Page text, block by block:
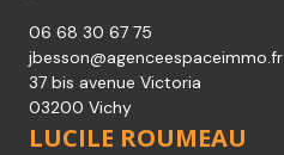
06 68 30 67 75
jbesson@agenceespaceimmo.fr
37 bis avenue Victoria
03200 Vichy
LUCILE ROUMEAU